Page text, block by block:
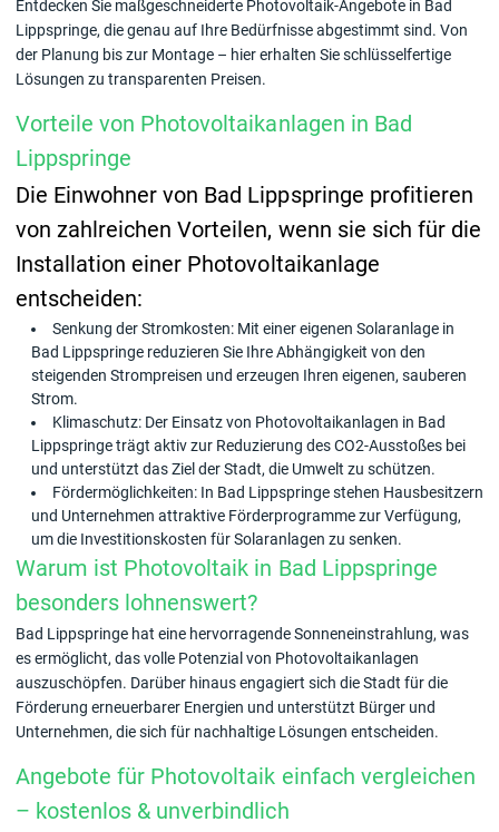
Entdecken Sie maßgeschneiderte Photovoltaik-Angebote in Bad
Lippspringe, die genau auf Ihre Bedürfnisse abgestimmt sind. Von
der Planung bis zur Montage – hier erhalten Sie schlüsselfertige
Lösungen zu transparenten Preisen.
Vorteile von Photovoltaikanlagen in Bad
Lippspringe
Die Einwohner von Bad Lippspringe profitieren
von zahlreichen Vorteilen, wenn sie sich für die
Installation einer Photovoltaikanlage
entscheiden:
Senkung der Stromkosten: Mit einer eigenen Solaranlage in
Bad Lippspringe reduzieren Sie Ihre Abhängigkeit von den
steigenden Strompreisen und erzeugen Ihren eigenen, sauberen
Strom.
Klimaschutz: Der Einsatz von Photovoltaikanlagen in Bad
Lippspringe trägt aktiv zur Reduzierung des CO2-Ausstoßes bei
und unterstützt das Ziel der Stadt, die Umwelt zu schützen.
Fördermöglichkeiten: In Bad Lippspringe stehen Hausbesitzern
und Unternehmen attraktive Förderprogramme zur Verfügung,
um die Investitionskosten für Solaranlagen zu senken.
Warum ist Photovoltaik in Bad Lippspringe
besonders lohnenswert?
Bad Lippspringe hat eine hervorragende Sonneneinstrahlung, was
es ermöglicht, das volle Potenzial von Photovoltaikanlagen
auszuschöpfen. Darüber hinaus engagiert sich die Stadt für die
Förderung erneuerbarer Energien und unterstützt Bürger und
Unternehmen, die sich für nachhaltige Lösungen entscheiden.
Angebote für Photovoltaik einfach vergleichen
– kostenlos & unverbindlich